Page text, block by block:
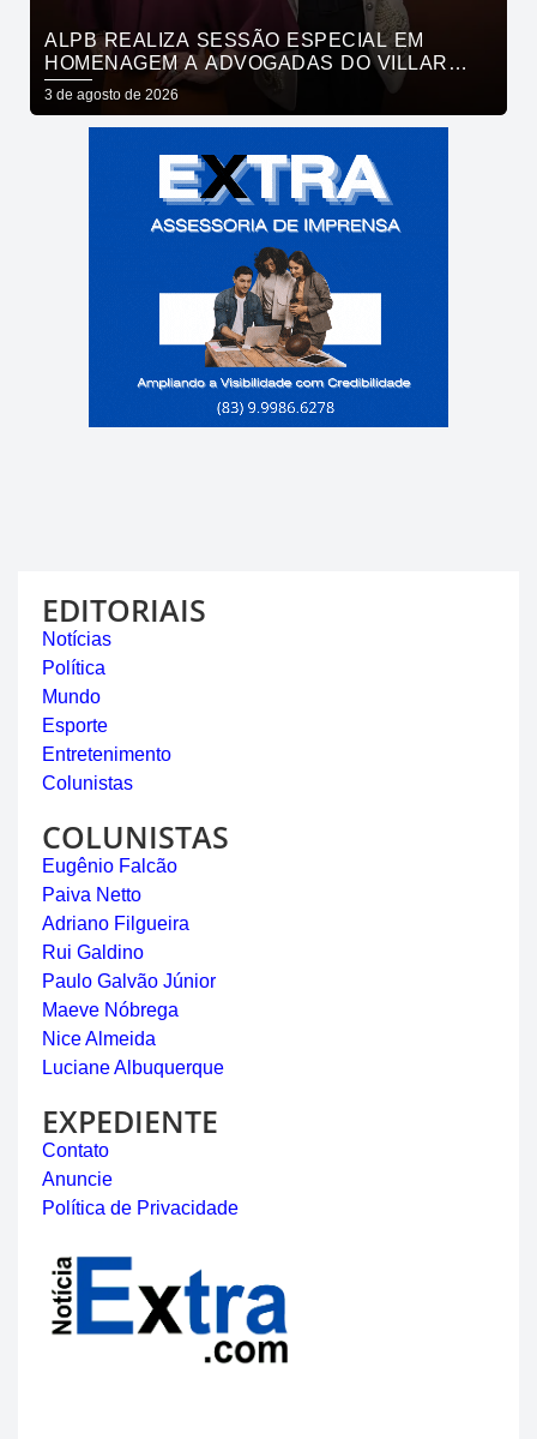
ALPB REALIZA SESSÃO ESPECIAL EM
HOMENAGEM A ADVOGADAS DO VILLAR
MAIA ADVOCACIA
3 de agosto de 2026
EDITORIAIS
Notícias
Política
Mundo
Esporte
Entretenimento
Colunistas
COLUNISTAS
Eugênio Falcão
Paiva Netto
Adriano Filgueira
Rui Galdino
Paulo Galvão Júnior
Maeve Nóbrega
Nice Almeida
Luciane Albuquerque
EXPEDIENTE
Contato
Anuncie
Política de Privacidade